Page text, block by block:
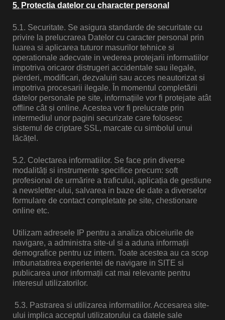
5. Protectia datelor cu character personal
5.1. Securitate. Se asigura standarde de securitate cu
privire la prelucrarea Datelor cu caracter personal prin
luarea si aplicarea tuturor masurilor tehnice si
operationale adecvate in vederea protejarii informatiilor
impotriva oricaror distrugeri accidentale sau ilegale,
pierderi, modificari, dezvaluiri sau acces neautorizat si
impotriva procesarii ilegale. În momentul completării
datelor personale pe site, informațiile vor fi protejate atât
offline cât și online. Acestea vor fi prelucrate prin
intermediul unor pagini securizate care folosesc
sistemul de criptare SSL, marcate cu simbolul unui
lăcățel.
5.2. Colectarea informatiilor. Se face prin diverse
modalități si instrumente specifice precum: soft
profesional de urmărire a traficului, aplicația de gestiune
a newsletter-ului, salvarea in baze de date a diverselor
formulare de contact completate pe site, chestionare
online etc.
Utilizam adresele IP pentru a analiza obiceiurile de
navigare, a administra site-ul si a aduna informații
demografice pentru uz intern. Toate acestea au ca scop
imbunatatirea experientei de navigare in SITE si
publicarea unor informații cat mai relevante pentru
interesul utilizatorilor.
5.3. Pastrarea si utilizarea informatiilor. Accesarea site-
ului implica acceptul utilizatorului ca datele sale